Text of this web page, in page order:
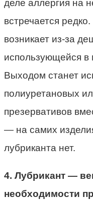
деле аллергия на
встречается
возникает из-за
использующейся в
Выходом станет
полиуретановых
презервативов
— на самих
лубриканта нет.
4. Лубрикант —
необходимости